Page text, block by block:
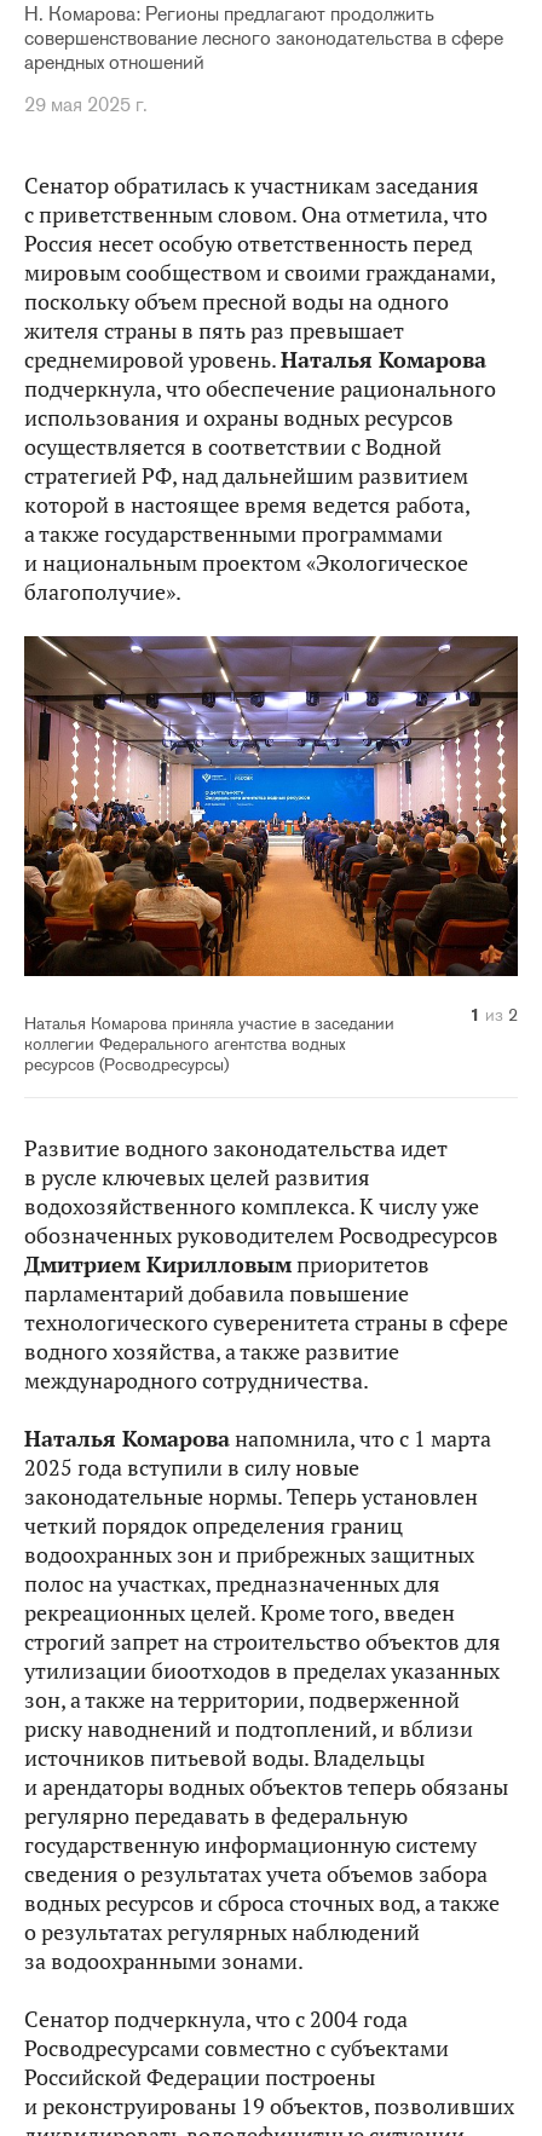
Н. Комарова: Регионы предлагают продолжить
совершенствование лесного законодательства в сфере
арендных отношений
29 мая 2025 г.
Сенатор обратилась к участникам заседания
с приветственным словом. Она отметила, что
Россия несет особую ответственность перед
мировым сообществом и своими гражданами,
поскольку объем пресной воды на одного
жителя страны в пять раз превышает
среднемировой уровень.Наталья Комарова
подчеркнула, что обеспечение рационального
использования и охраны водных ресурсов
осуществляется в соответствии с Водной
стратегией РФ, над дальнейшим развитием
которой в настоящее время ведется работа,
а также государственными программами
и национальным проектом «Экологическое
благополучие».
Наталья Комарова приняла участие в заседании
коллегии Федерального агентства водных
ресурсов (Росводресурсы)
1 из 2
2 из 2
Развитие водного законодательства идет
в русле ключевых целей развития
водохозяйственного комплекса. К числу уже
обозначенных руководителем Росводресурсов
Дмитрием Кирилловымприоритетов
парламентарий добавила повышение
технологического суверенитета страны в сфере
водного хозяйства, а также развитие
международного сотрудничества.
Наталья Комарованапомнила, что с 1 марта
2025 года вступили в силу новые
законодательные нормы. Теперь установлен
четкий порядок определения границ
водоохранных зон и прибрежных защитных
полос на участках, предназначенных для
рекреационных целей. Кроме того, введен
строгий запрет на строительство объектов для
утилизации биоотходов в пределах указанных
зон, а также на территории, подверженной
риску наводнений и подтоплений, и вблизи
источников питьевой воды. Владельцы
и арендаторы водных объектов теперь обязаны
регулярно передавать в федеральную
государственную информационную систему
сведения о результатах учета объемов забора
водных ресурсов и сброса сточных вод, а также
о результатах регулярных наблюдений
за водоохранными зонами.
Сенатор подчеркнула, что с 2004 года
Росводресурсами совместно с субъектами
Российской Федерации построены
и реконструированы 19 объектов, позволивших